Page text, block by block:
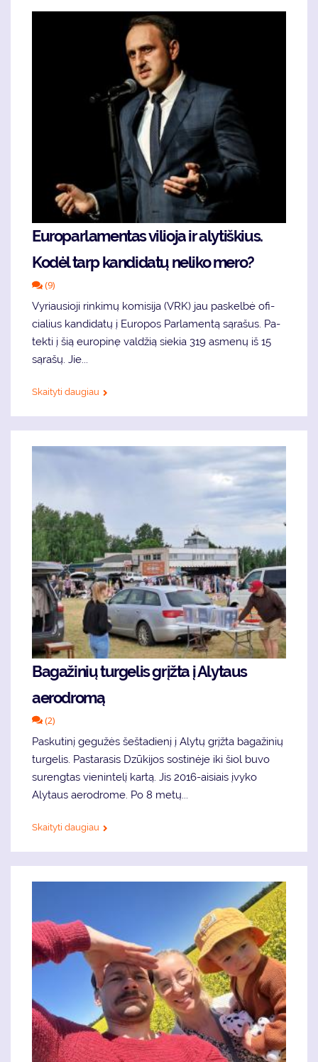
Eu­ro­par­la­men­tas vi­lio­ja ir aly­tiš­kius.
Ko­dėl tarp kan­di­da­tų ne­li­ko me­ro?
(9)
Vy­riau­sio­ji rin­ki­mų ko­mi­si­ja (VRK) jau pa­skel­bė ofi­
cia­lius kan­di­da­tų į Eu­ro­pos Par­la­men­tą są­ra­šus. Pa­
tek­ti į šią eu­ro­pi­nę val­džią sie­kia 319 as­me­nų iš 15
są­ra­šų. Jie...
Skaityti daugiau
Bagažinių turgelis grįžta į Alytaus
aerodromą
(2)
Paskutinį gegužės šeštadienį į Alytų grįžta bagažinių
turgelis. Pastarasis Dzūkijos sostinėje iki šiol buvo
surengtas vienintelį kartą. Jis 2016-aisiais įvyko
Alytaus aerodrome. Po 8 metų...
Skaityti daugiau